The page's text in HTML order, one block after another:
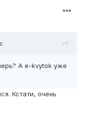
А e-kvytok уже
Кстати, очень